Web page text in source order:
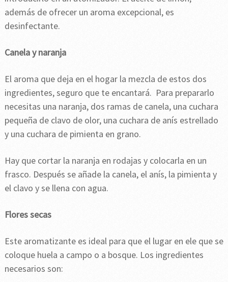
además de ofrecer un aroma excepcional, es
desinfectante.
Canela y naranja
El aroma que deja en el hogar la mezcla de estos dos
ingredientes, seguro que te encantará. Para prepararlo
necesitas una naranja, dos ramas de canela, una cuchara
pequeña de clavo de olor, una cuchara de anís estrellado
y una cuchara de pimienta en grano.
Hay que cortar la naranja en rodajas y colocarla en un
frasco. Después se añade la canela, el anís, la pimienta y
el clavo y se llena con agua.
Flores secas
Este aromatizante es ideal para que el lugar en ele que se
coloque huela a campo o a bosque. Los ingredientes
necesarios son: